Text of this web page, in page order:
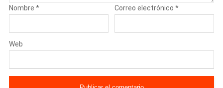
Nombre * Correo electrónico*
Web